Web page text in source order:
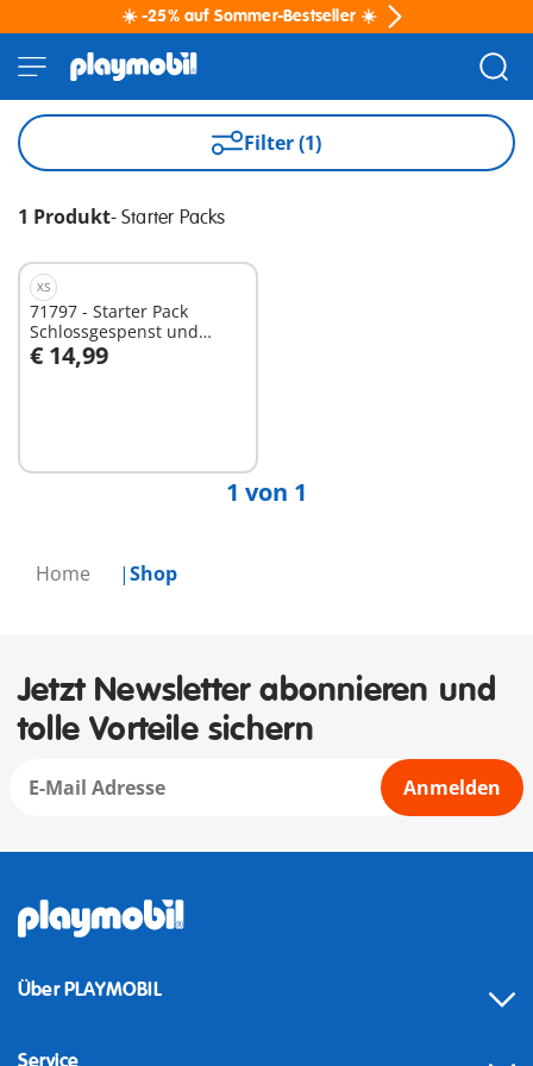
☀️ -25% auf Sommer-Bestseller ☀️
Home Shop
Filter (1)
1 Produkt- Starter Packs
XS
71797 - Starter Pack
Schlossgespenst und
Ritter
€ 14,99
1 von 1
Jetzt Newsletter abonnieren und
tolle Vorteile sichern
Anmelden
Über PLAYMOBIL
Service